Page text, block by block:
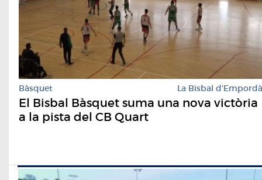
Bàsquet La Bisbal d'Empordà
El Bisbal Bàsquet suma una nova victòria
a la pista del CB Quart